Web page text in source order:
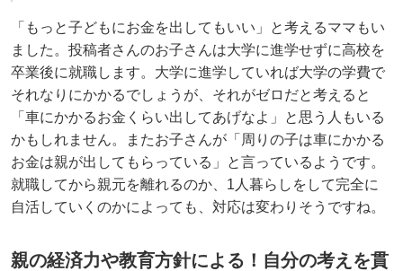
「もっと子どもにお金を出してもいい」と考えるママもい
ました。投稿者さんのお子さんは大学に進学せずに高校を
卒業後に就職します。大学に進学していれば大学の学費で
それなりにかかるでしょうが、それがゼロだと考えると
「車にかかるお金くらい出してあげなよ」と思う人もいる
かもしれません。またお子さんが「周りの子は車にかかる
お金は親が出してもらっている」と言っているようです。
就職してから親元を離れるのか、1人暮らしをして完全に
自活していくのかによっても、対応は変わりそうですね。
親の経済力や教育方針による！自分の考えを貫